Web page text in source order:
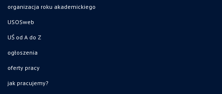
organizacja roku akademickiego
USOSweb
UŚ od A do Z
ogłoszenia
oferty pracy
jak pracujemy?